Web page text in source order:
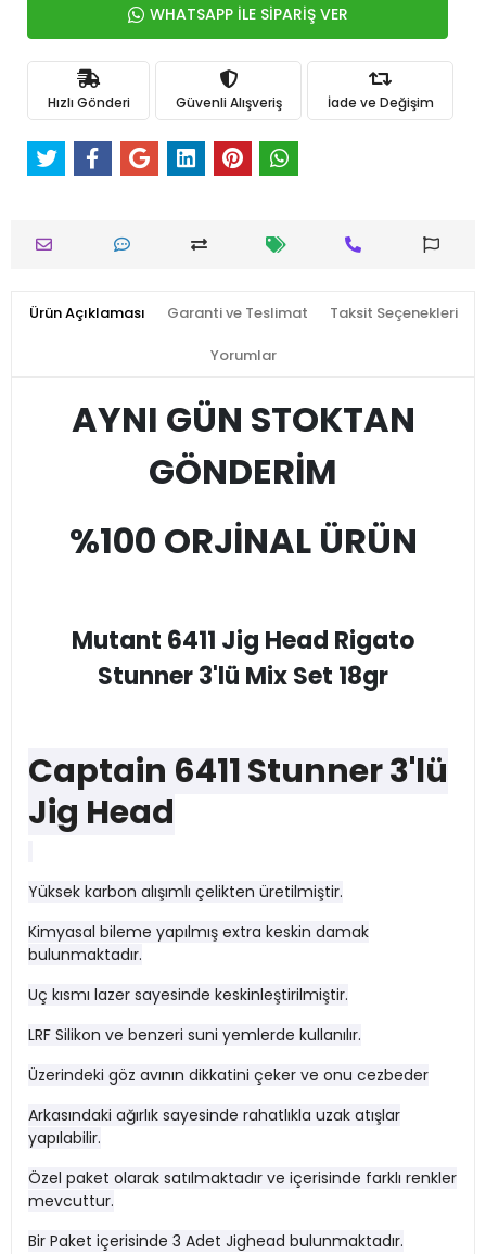
WHATSAPP İLE SİPARİŞ VER
Hızlı Gönderi Güvenli Alışveriş İade ve Değişim
Ürün Açıklaması Garanti ve Teslimat Taksit Seçenekleri
Yorumlar
AYNI GÜN STOKTAN
GÖNDERİM
%100 ORJİNAL ÜRÜN
Mutant 6411 Jig Head Rigato
Stunner 3'lü Mix Set 18gr
Captain 6411 Stunner 3'lü
Jig Head
Yüksek karbon alışımlı çelikten üretilmiştir.
Kimyasal bileme yapılmış extra keskin damak
bulunmaktadır.
Uç kısmı lazer sayesinde keskinleştirilmiştir.
LRF Silikon ve benzeri suni yemlerde kullanılır.
Üzerindeki göz avının dikkatini çeker ve onu cezbeder
Arkasındaki ağırlık sayesinde rahatlıkla uzak atışlar
yapılabilir.
Özel paket olarak satılmaktadır ve içerisinde farklı renkler
mevcuttur.
Bir Paket içerisinde 3 Adet Jighead bulunmaktadır.